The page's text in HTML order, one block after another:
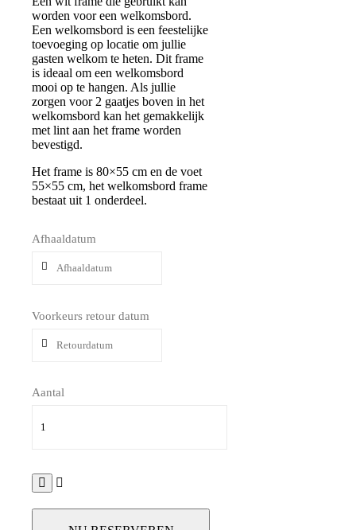
worden voor een welkomsbord.
Een welkomsbord is een feestelijke
toevoeging op locatie om jullie
gasten welkom te heten. Dit frame
is ideaal om een welkomsbord
mooi op te hangen. Als jullie
zorgen voor 2 gaatjes boven in het
welkomsbord kan het gemakkelijk
met lint aan het frame worden
bevestigd.
Het frame is 80×55 cm en de voet
55×55 cm, het welkomsbord frame
bestaat uit 1 onderdeel.
Afhaaldatum
Voorkeurs retour datum
Aantal